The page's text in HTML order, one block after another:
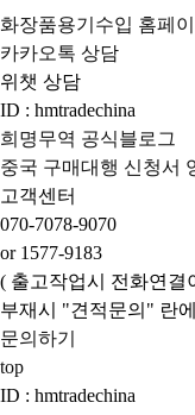
화장품용기수입 홈페
카카오톡 상담
위챗 상담
ID : hmtradechina
희명무역 공식블로그
중국 구매대행 신청서
고객센터
070-7078-9070
or 1577-9183
( 출고작업시 전화연결
부재시 "견적문의" 란
문의하기
top
ID : hmtradechina